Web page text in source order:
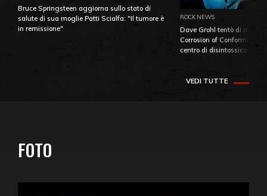
Bruce Springsteen aggiorna sullo stato di
salute di sua moglie Patti Scialfa: "Il tumore è
in remissione"
ROCK NEWS
Dave Grohl tentò di
Corrosion of Conformity
centro di
VEDI TUTTE
FOTO